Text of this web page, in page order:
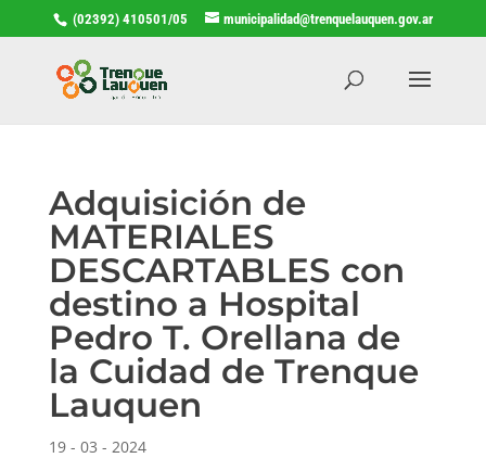
(02392) 410501/05 municipalidad@trenquelauquen.gov.ar
Adquisición de
MATERIALES
DESCARTABLES con
destino a Hospital
Pedro T. Orellana de
la Cuidad de Trenque
Lauquen
19 - 03 - 2024